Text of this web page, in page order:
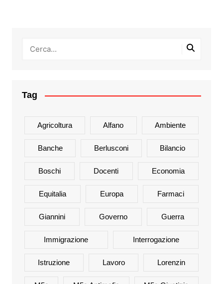
Tag
Agricoltura Alfano Ambiente
Banche Berlusconi Bilancio
Boschi Docenti Economia
Equitalia Europa Farmaci
Giannini Governo Guerra
Immigrazione Interrogazione
Istruzione Lavoro Lorenzin